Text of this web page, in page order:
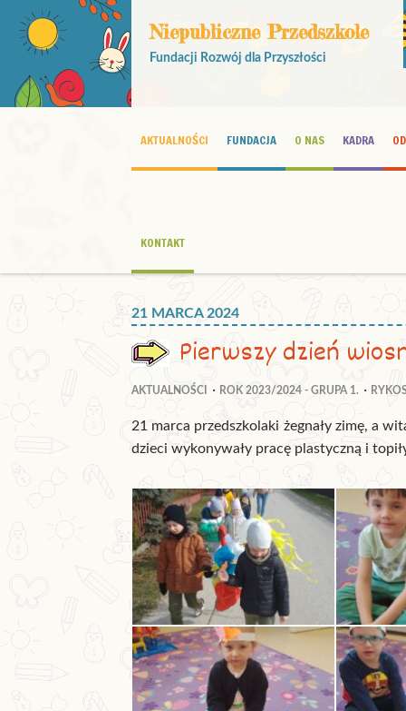
Niepubliczne Przedszkole
Fundacji Rozwój dla Przyszłości
AKTUALNOŚCI FUNDACJA O NAS KADRA
KONTAKT
21 MARCA 2024
Pierwszy dzień
AKTUALNOŚCI ROK 2023/2024 - GRUPA 1.
21 marca przedszkolaki żegnały zimę, a
dzieci wykonywały pracę plastyczną i